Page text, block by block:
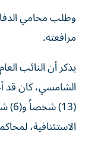
وطلب محامي
مرافعته.
يذكر أن النائب
الاستئنافية،